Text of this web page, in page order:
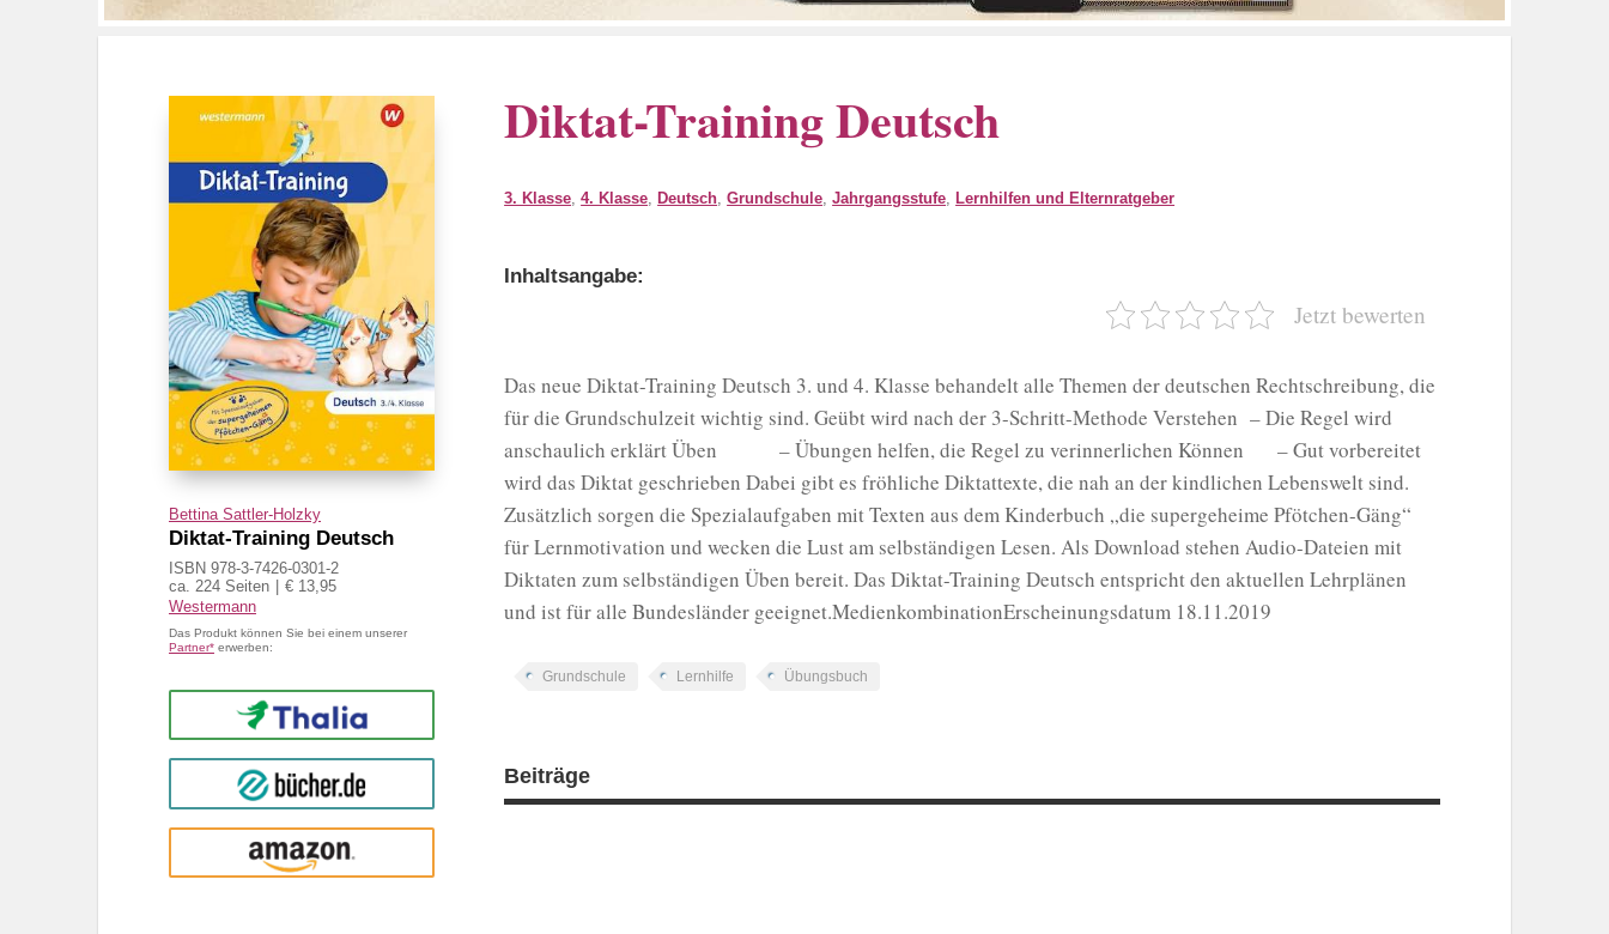
Bettina Sattler-Holzky
Diktat-Training Deutsch
ISBN 978-3-7426-0301-2
ca. 224 Seiten
€ 13,95
Westermann
Das Produkt können Sie bei einem unserer
Partner* erwerben:
Thalia
buecher.de
Amazon
Diktat-Training Deutsch
3. Klasse,4. Klasse, Deutsch,Grundschule,Jahrgangsstufe, Lernhilfen und Elternratgeber
Inhaltsangabe:
Jetzt bewerten
Das neue Diktat-Training Deutsch 3. und 4. Klasse behandelt alle Themen der deutschen Rechtschreibung, die
für die Grundschulzeit wichtig sind. Geübt wird nach der 3-Schritt-Methode Verstehen – Die Regel wird
anschaulich erklärt Üben – Übungen helfen, die Regel zu verinnerlichen Können – Gut vorbereitet
wird das Diktat geschrieben Dabei gibt es fröhliche Diktattexte, die nah an der kindlichen Lebenswelt sind.
Zusätzlich sorgen die Spezialaufgaben mit Texten aus dem Kinderbuch „die supergeheime Pfötchen-Gäng“
für Lernmotivation und wecken die Lust am selbständigen Lesen. Als Download stehen Audio-Dateien mit
Diktaten zum selbständigen Üben bereit. Das Diktat-Training Deutsch entspricht den aktuellen Lehrplänen
und ist für alle Bundesländer geeignet.MedienkombinationErscheinungsdatum 18.11.2019
Grundschule Lernhilfe Übungsbuch
Beiträge